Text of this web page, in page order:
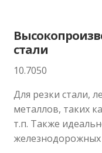
стали
10.7050
Для резки стали,
металлов, таких
т.п. Также
железнодорожных